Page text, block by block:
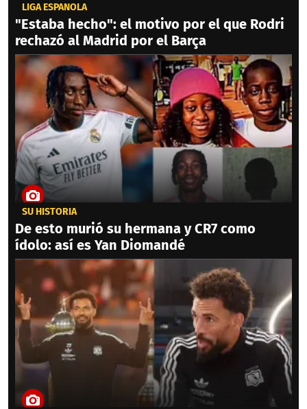
LIGA ESPAÑOLA
"Estaba hecho": el motivo por el que Rodri
rechazó al Madrid por el Barça
SU HISTORIA
De esto murió su hermana y CR7 como
ídolo: así es Yan Diomandé